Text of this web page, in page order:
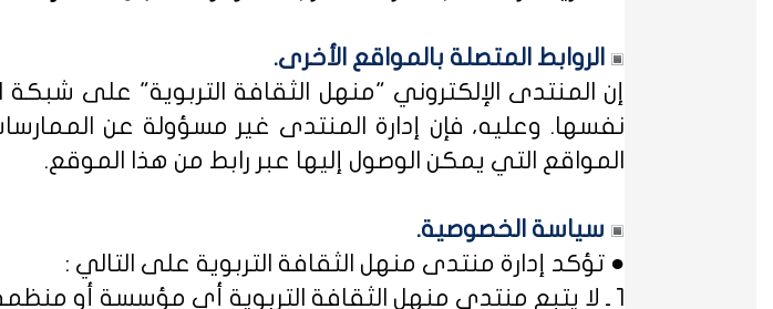
الروابط المتصلة بالمواقع الأخرى.
إن المنتدى الإلكتروني "منهل الثقافة التربوية" على
نفسها. وعليه، فإن إدارة المنتدى غير مسؤولة عن
المواقع التي يمكن الوصول إليها عبر رابط من هذا الموقع.
سياسة الخصوصية.
● تؤكد إدارة منتدى منهل الثقافة التربوية على التالي :
1 ـ لا يتبع منتدى منهل الثقافة التربوية أي مؤسسة أو منظمة حكومية ... فمنهل لثقافتك !